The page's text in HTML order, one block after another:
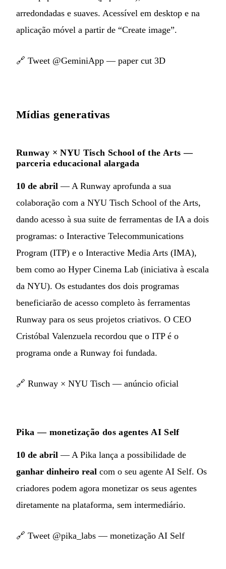
arredondadas e suaves. Acessível em desktop e na
aplicação móvel a partir de “Create image”.
🔗 Tweet @GeminiApp — paper cut 3D
Mídias generativas
Runway × NYU Tisch School of the Arts —
parceria educacional alargada
10 de abril — A Runway aprofunda a sua
colaboração com a NYU Tisch School of the Arts,
dando acesso à sua suite de ferramentas de IA a dois
programas: o Interactive Telecommunications
Program (ITP) e o Interactive Media Arts (IMA),
bem como ao Hyper Cinema Lab (iniciativa à escala
da NYU). Os estudantes dos dois programas
beneficiarão de acesso completo às ferramentas
Runway para os seus projetos criativos. O CEO
Cristóbal Valenzuela recordou que o ITP é o
programa onde a Runway foi fundada.
🔗 Runway × NYU Tisch — anúncio oficial
Pika — monetização dos agentes AI Self
10 de abril — A Pika lança a possibilidade de
ganhar dinheiro real com o seu agente AI Self. Os
criadores podem agora monetizar os seus agentes
diretamente na plataforma, sem intermediário.
🔗 Tweet @pika_labs — monetização AI Self